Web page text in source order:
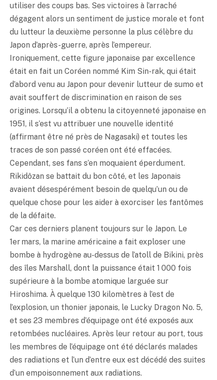
utiliser des coups bas. Ses victoires à l’arraché
dégagent alors un sentiment de justice morale et font
du lutteur la deuxième personne la plus célèbre du
Japon d’après-guerre, après l’empereur.
Ironiquement, cette figure japonaise par excellence
était en fait un Coréen nommé Kim Sin-rak, qui était
d’abord venu au Japon pour devenir lutteur de sumo et
avait souffert de discrimination en raison de ses
origines. Lorsqu’il a obtenu la citoyenneté japonaise en
1951, il s’est vu attribuer une nouvelle identité
(affirmant être né près de Nagasaki) et toutes les
traces de son passé coréen ont été effacées.
Cependant, ses fans s’en moquaient éperdument.
Rikidôzan se battait du bon côté, et les Japonais
avaient désespérément besoin de quelqu’un ou de
quelque chose pour les aider à exorciser les fantômes
de la défaite.
Car ces derniers planent toujours sur le Japon. Le
1er mars, la marine américaine a fait exploser une
bombe à hydrogène au-dessus de l’atoll de Bikini, près
des îles Marshall, dont la puissance était 1 000 fois
supérieure à la bombe atomique larguée sur
Hiroshima. À quelque 130 kilomètres à l’est de
l’explosion, un thonier japonais, le Lucky Dragon No. 5,
et ses 23 membres d’équipage ont été exposés aux
retombées nucléaires. Après leur retour au port, tous
les membres de l’équipage ont été déclarés malades
des radiations et l’un d’entre eux est décédé des suites
d’un empoisonnement aux radiations.